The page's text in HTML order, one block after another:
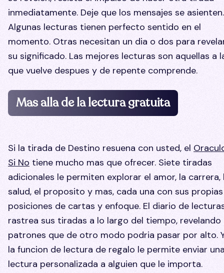
inmediatamente. Deje que los mensajes se asienten.
Algunas lecturas tienen perfecto sentido en el
momento. Otras necesitan un dia o dos para
su significado. Las mejores lecturas son aquellas a
que vuelve despues y de repente comprende.
Mas alla de la lectura gratuita
Si la tirada de Destino resuena con usted, el
Si No tiene mucho mas que ofrecer. Siete tiradas
adicionales le permiten explorar el amor, la carrera,
salud, el proposito y mas, cada una con sus propias
posiciones de cartas y enfoque. El diario de
rastrea sus tiradas a lo largo del tiempo, revelando
patrones que de otro modo podria pasar por alto.
la funcion de lectura de regalo le permite enviar
lectura personalizada a alguien que le importa.